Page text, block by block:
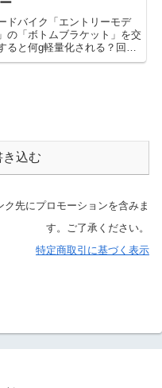
ドバイク「エントリーモデ
の「ボトムブラケット」を交
ると何g軽量化される？回転
は向上す...
き込む
先にプロモーションを含みま
す。ご了承ください。
特定商取引に基づく表示